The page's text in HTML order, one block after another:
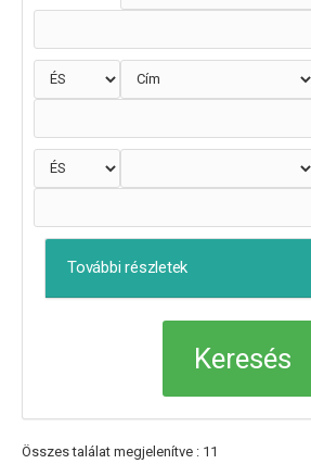
További részletek
Összes találat megjelenítve : 11